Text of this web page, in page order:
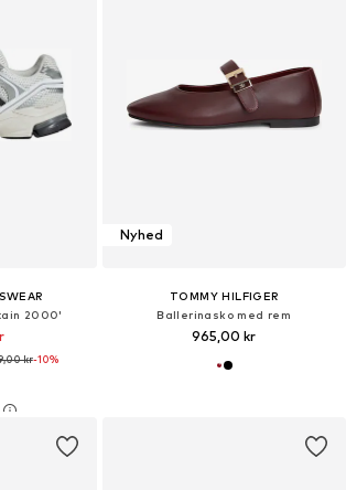
2000'
kr-10%
Nyhed
TOMMY HILFIGER
Ballerinasko med rem
965,00 kr